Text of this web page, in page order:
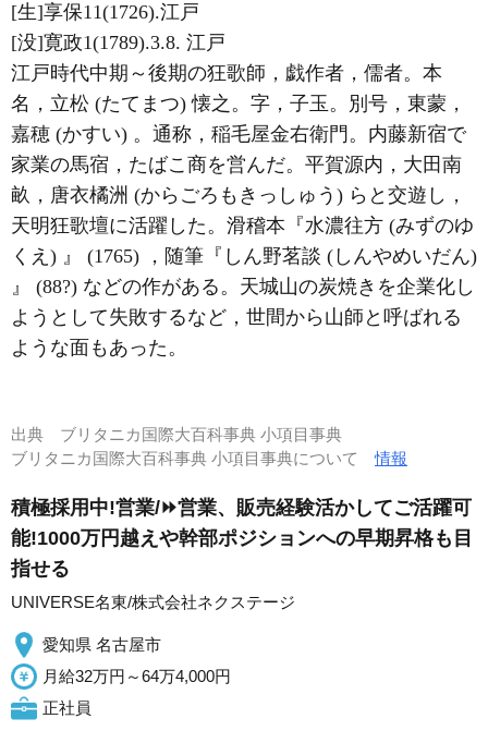
[生]享保11(1726).江戸
[没]寛政1(1789).3.8. 江戸
江戸時代中期～後期の狂歌師，戯作者，儒者。本
名，立松 (たてまつ) 懐之。字，子玉。別号，東蒙，
嘉穂 (かすい) 。通称，稲毛屋金右衛門。内藤新宿で
家業の馬宿，たばこ商を営んだ。平賀源内，大田南
畝，唐衣橘洲 (からごろもきっしゅう) らと交遊し，
天明狂歌壇に活躍した。滑稽本『水濃往方 (みずのゆ
くえ) 』 (1765) ，随筆『しん野茗談 (しんやめいだん)
』 (88?) などの作がある。天城山の炭焼きを企業化し
ようとして失敗するなど，世間から山師と呼ばれる
ような面もあった。
出典 ブリタニカ国際大百科事典 小項目事典
ブリタニカ国際大百科事典 小項目事典について情報
積極採用中!営業/⏩️営業、販売経験活かしてご活躍可
能!1000万円越えや幹部ポジションへの早期昇格も目
指せる
UNIVERSE名東/株式会社ネクステージ
愛知県 名古屋市
月給32万円～64万4,000円
正社員